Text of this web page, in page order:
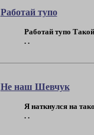
Работай тупо
Работай тупо
. .
Не наш Шевчук
Я наткнулся на
. .